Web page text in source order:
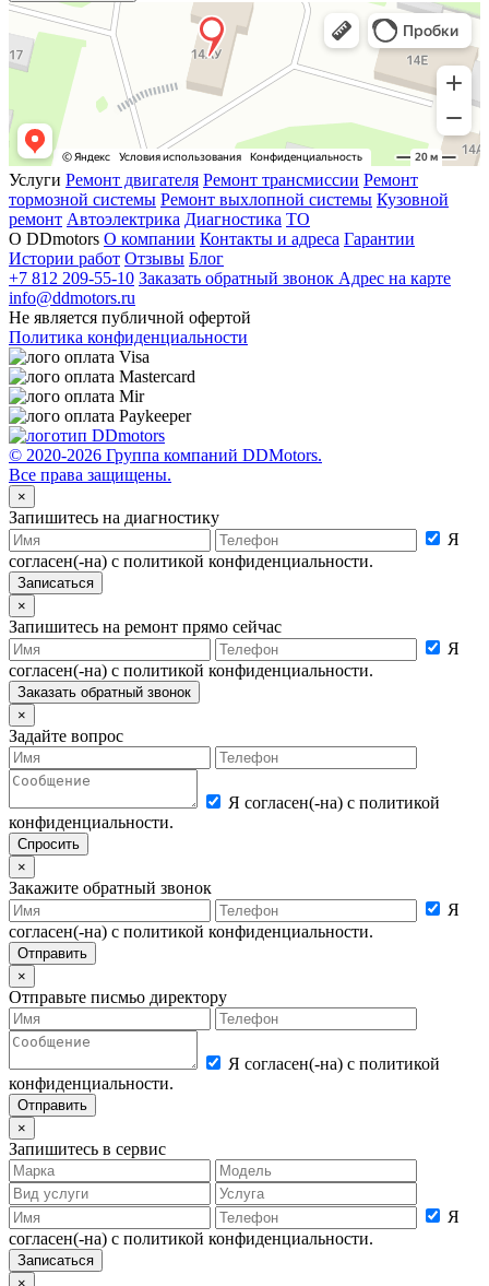
Услуги Ремонт двигателя Ремонт трансмиссии Ремонт
тормозной системы Ремонт выхлопной системы Кузовной
ремонт Автоэлектрика Диагностика ТО
О DDmotors О компании Контакты и адреса Гарантии
Истории работ Отзывы Блог
+7 812 209-55-10 Заказать обратный звонок Адрес на карте
info@ddmotors.ru
Не является публичной офертой
Политика конфиденциальности
© 2020-2026 Группа компаний DDMotors.
Все права защищены.
×
Запишитесь на диагностику
Я
согласен(-на) с политикой конфиденциальности.
×
Запишитесь на ремонт прямо сейчас
Я
согласен(-на) с политикой конфиденциальности.
×
Задайте вопрос
Я согласен(-на) с политикой
конфиденциальности.
×
Закажите обратный звонок
Я
согласен(-на) с политикой конфиденциальности.
×
Отправьте писмьо директору
Я согласен(-на) с политикой
конфиденциальности.
×
Запишитесь в сервис
Я
согласен(-на) с политикой конфиденциальности.